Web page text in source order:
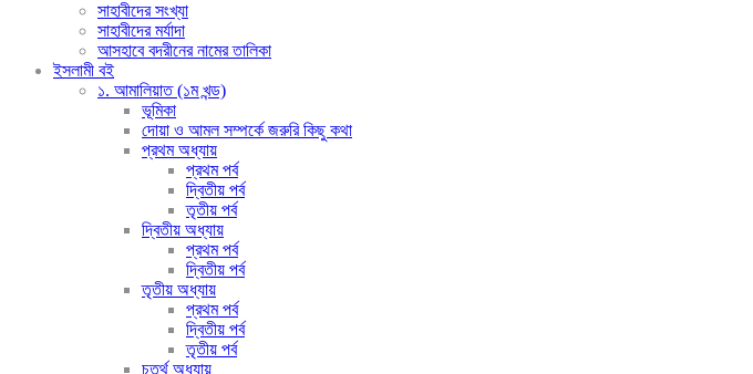
সাহাবীদের সংখ্যা
সাহাবীদের মর্যাদা
আসহাবে বদরীনের নামের তালিকা
ইসলামী বই
১. আমালিয়াত (১ম খন্ড)
ভূমিকা
দোয়া ও আমল সম্পর্কে জরুরি কিছু কথা
প্রথম অধ্যায়
প্রথম পর্ব
দ্বিতীয় পর্ব
তৃতীয় পর্ব
দ্বিতীয় অধ্যায়
প্রথম পর্ব
দ্বিতীয় পর্ব
তৃতীয় অধ্যায়
প্রথম পর্ব
দ্বিতীয় পর্ব
তৃতীয় পর্ব
চতুর্থ অধ্যায়